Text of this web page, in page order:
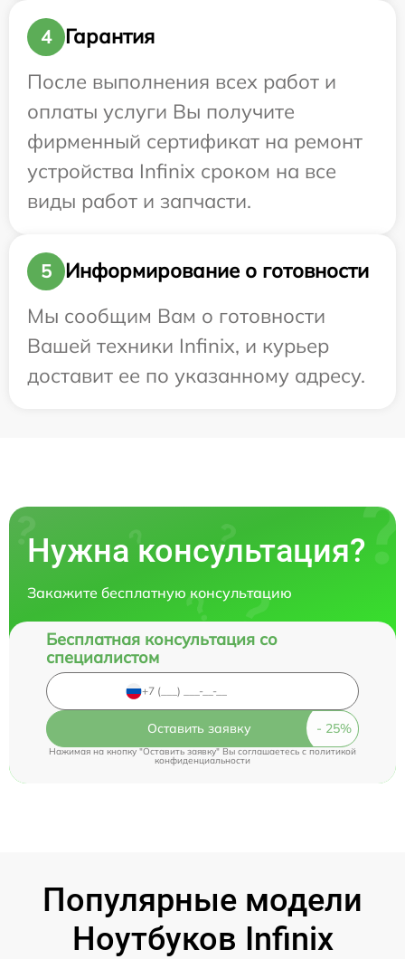
4
Гарантия
После выполнения всех работ и
оплаты услуги Вы получите
фирменный сертификат на ремонт
устройства Infinix сроком на все
виды работ и запчасти.
5
Информирование о готовности
Мы сообщим Вам о готовности
Вашей техники Infinix, и курьер
доставит ее по указанному адресу.
Нужна консультация?
Закажите бесплатную консультацию
Бесплатная консультация со
специалистом
Оставить заявку
Нажимая на кнопку "Оставить заявку" Вы соглашаетесь cполитикой
конфиденциальности
Популярные модели
Ноутбуков Infinix